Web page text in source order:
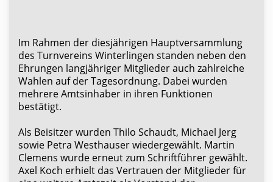
Im Rahmen der diesjährigen Hauptversammlung
des Turnvereins Winterlingen standen neben den
Ehrungen langjähriger Mitglieder auch zahlreiche
Wahlen auf der Tagesordnung. Dabei wurden
mehrere Amtsinhaber in ihren Funktionen
bestätigt.
Als Beisitzer wurden Thilo Schaudt, Michael Jerg
sowie Petra Westhauser wiedergewählt. Martin
Clemens wurde erneut zum Schriftführer gewählt.
Axel Koch erhielt das Vertrauen der Mitglieder für